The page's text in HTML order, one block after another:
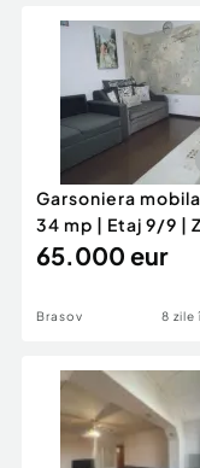
Servicii
Animale de
Afaceri și
Inchiriere Bunuri
Utilaje agricole si
Piese auto si
Dacia Duster
Garsoniera
34 mp | Etaj 9/9 |
Astra
65.000 eur
Brasov 8 zile